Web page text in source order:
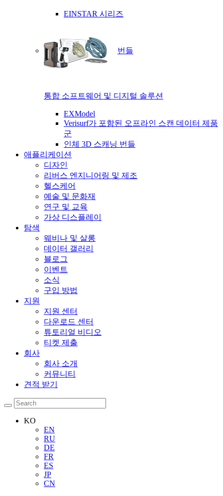
EINSTAR 시리즈
번들
통합 소프트웨어 및 디지털 솔루션
EXModel
Verisurf가 포함된 오프라인 스캔 데이터 제품
군
인체 3D 스캐닝 번들
애플리케이션
디자인
리버스 엔지니어링 및 제조
헬스케어
예술 및 문화재
연구 및 교육
가상 디스플레이
탐색
웨비나 및 살롱
데이터 갤러리
블로그
이벤트
소식
구입 방법
지원
지원 센터
다운로드 센터
튜토리얼 비디오
티켓 제출
회사
회사 소개
커뮤니티
견적 받기
KO
EN
RU
DE
FR
ES
JP
CN